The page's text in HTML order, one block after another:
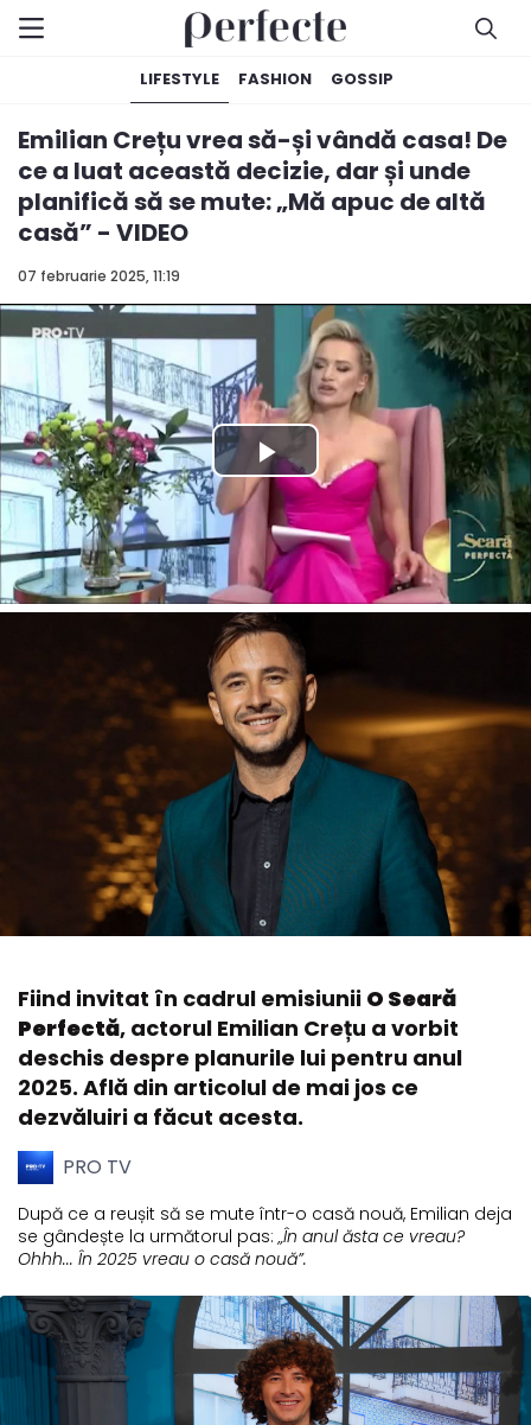
LIFESTYLE FASHION GOSSIP
07 februarie 2025, 11:19
Emilian Crețu vrea să-și vândă casa! De
ce a luat această decizie, dar și unde
planifică să se mute: „Mă apuc de altă
casă” - VIDEO
Fiind invitat în cadrul emisiunii O Seară
Perfectă, actorul Emilian Crețu a vorbit
deschis despre planurile lui pentru anul
2025. Află din articolul de mai jos ce
dezvăluiri a făcut acesta.
PRO TV
După ce a reușit să se mute într-o casă nouă, Emilian deja
se gândește la următorul pas:„În anul ăsta ce vreau?
Ohhh... În 2025 vreau o casă nouă”.